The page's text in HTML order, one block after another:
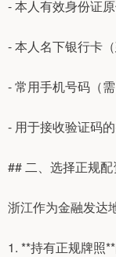
- 本人有效身份证
- 本人名下银行卡
- 常用手机号码（
- 用于接收验证码
## 二、选择正规配
浙江作为金融发达
1. **持有正规牌照